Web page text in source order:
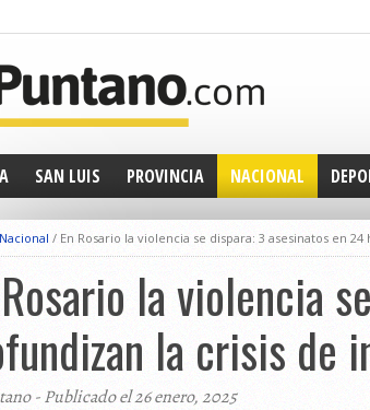
SAN LUIS PROVINCIA NACIONAL
Nacional / En Rosario la violencia se dispara: 3 asesinatos en
la violencia
la crisis de
- Publicado el 26 enero, 2025